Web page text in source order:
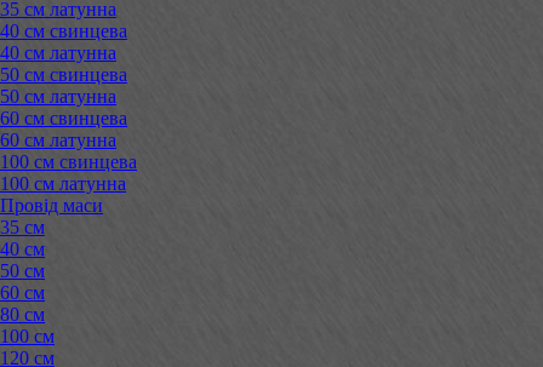
35 см латунна
40 см свинцева
40 см латунна
50 см свинцева
50 см латунна
60 см свинцева
60 см латунна
100 см свинцева
100 см латунна
Провід маси
35 см
40 см
50 см
60 см
80 см
100 см
120 см